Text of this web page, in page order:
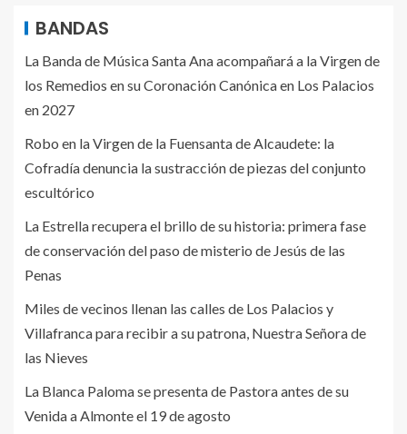
BANDAS
La Banda de Música Santa Ana acompañará a la Virgen de
los Remedios en su Coronación Canónica en Los Palacios
en 2027
Robo en la Virgen de la Fuensanta de Alcaudete: la
Cofradía denuncia la sustracción de piezas del conjunto
escultórico
La Estrella recupera el brillo de su historia: primera fase
de conservación del paso de misterio de Jesús de las
Penas
Miles de vecinos llenan las calles de Los Palacios y
Villafranca para recibir a su patrona, Nuestra Señora de
las Nieves
La Blanca Paloma se presenta de Pastora antes de su
Venida a Almonte el 19 de agosto